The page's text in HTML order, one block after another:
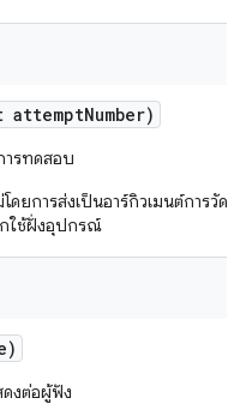
attemptNumber)
ารทดสอบ
ยการส่งเป็นอาร์กิวเมนต์การวัดผ
ใช้ฝั่งอุปกรณ์
งต่อผู้ฟัง